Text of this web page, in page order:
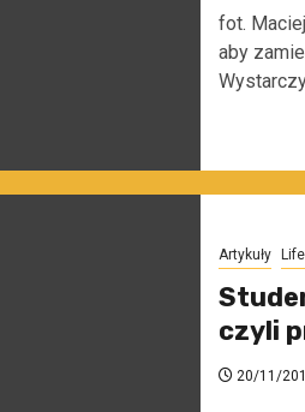
fot.
aby
Artykuły
czyli
20/11/